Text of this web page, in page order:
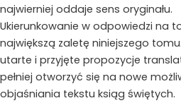
najwierniej oddaje sens oryginału.
Ukierunkowanie w odpowiedzi na
największą zaletę niniejszego
utarte i przyjęte propozycje
pełniej otworzyć się na nowe
objaśniania tekstu ksiąg świętych.